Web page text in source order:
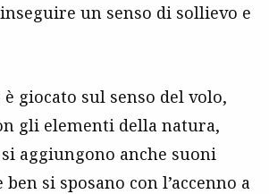
un senso di sollievo e
giocato sul senso del volo,
gli elementi della natura,
aggiungono anche suoni
ben si sposano con l’accenno a